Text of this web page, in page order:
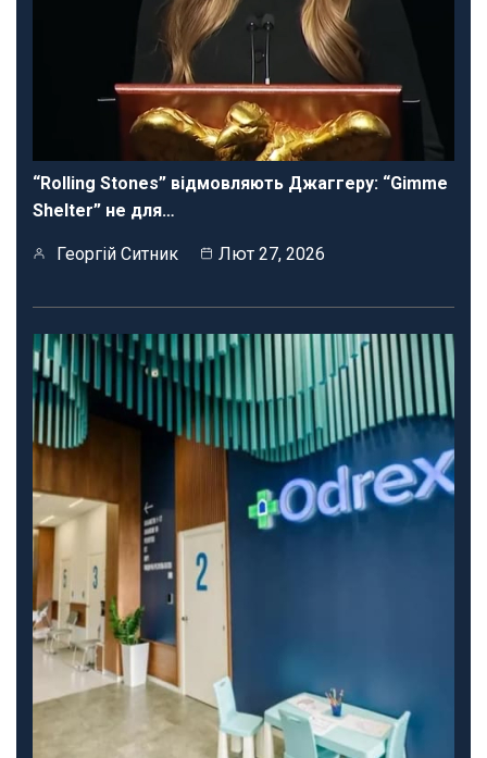
“Rolling Stones” відмовляють Джаггеру: “Gimme
Shelter” не для…
Георгій Ситник Лют 27, 2026